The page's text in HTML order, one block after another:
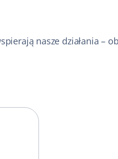
nasze działania –